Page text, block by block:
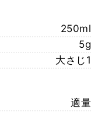
250ml
5g
大さじ1
適量